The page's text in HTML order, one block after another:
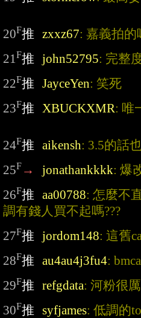
20F推 zxxz67: 嘉義拍的
21F推 john52795: 完整
22F推 JayceYen: 笑死
23F推 XBUCKXMR: 唯
24F推 aikensh: 3.5的話
25F → jonathankkkk: 爆
26F推 aa00788: 怎麼不
調有錢人買不起嗎???
27F推 jordom148: 這舊
28F推 au4au4j3fu4:
29F推 refgdata: 河粉很
30F推 syfjames: 低調的